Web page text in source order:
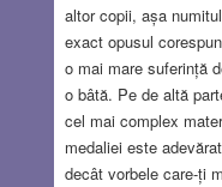
altor copii, așa
exact opusul
o mai mare suferință
o bâtă. Pe de altă
cel mai complex
medaliei este
decât vorbele care-ți